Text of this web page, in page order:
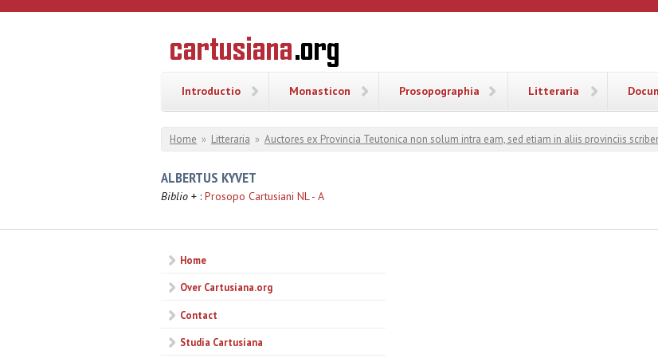
Overslaan en naar de inhoud gaan
CARTUSIANA
Geschiedenis
van de
Introductio Monasticon Prosopographia Litteraria
U bent hier
Home » Litteraria » Auctores ex Provincia Teutonica non solum intra eam, sed etiam in aliis provinciis
ALBERTUS KYVET
Biblio + : Prosopo Cartusiani NL - A
Home
Over Cartusiana.org
Contact
Studia Cartusiana